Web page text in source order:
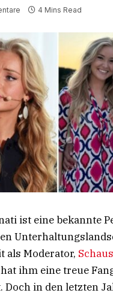
4 Mins Read
ist eine bekannte
als Moderator,
ihm eine treue
Doch in den letzten